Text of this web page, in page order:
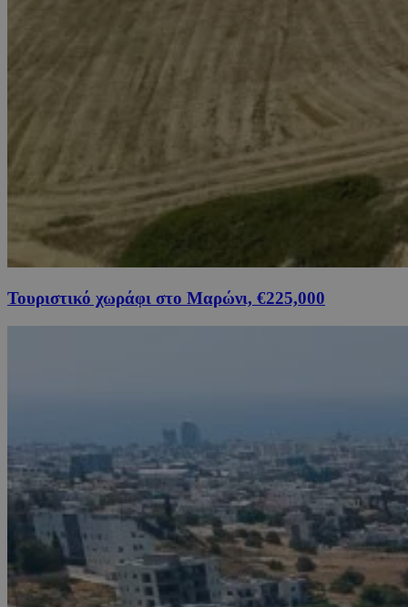
Τουριστικό χωράφι στο Μαρώνι, €225,000